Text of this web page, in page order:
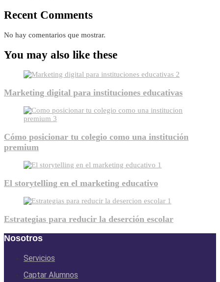
Recent Comments
No hay comentarios que mostrar.
You may also like these
Marketing digital para instituciones educativas
Cómo posicionar tu colegio como una institución
premium
El storytelling en el marketing educativo
Estrategias para reducir la deserción escolar
Nosotros
Servicios
Captar Alumnos